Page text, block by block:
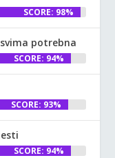
SCORE: 98%
potrebna
SCORE: 94%
SCORE: 93%
SCORE: 94%